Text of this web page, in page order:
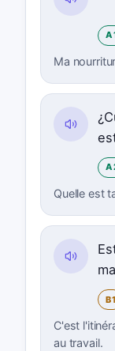
Ma
Quelle est
B1
C'est
au travail.